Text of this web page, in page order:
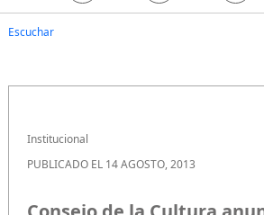
Escuchar
Institucional
PUBLICADO EL 14 AGOSTO, 2013